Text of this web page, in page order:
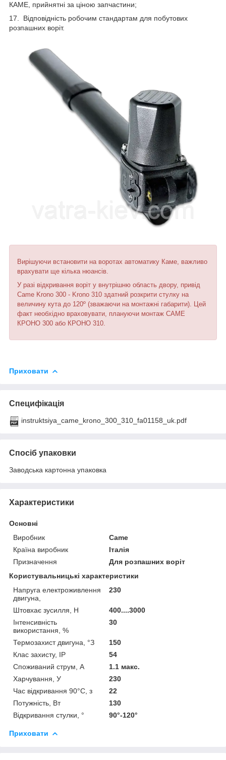
КАМЕ, прийнятні за ціною запчастини;
17. Відповідність робочим стандартам для побутових
розпашних воріт.
Вирішуючи встановити на воротах автоматику Каме, важливо
врахувати ще кілька нюансів.
У разі відкривання воріт у внутрішню область двору, привід
Came Krono 300 - Krono 310 здатний розкрити стулку на
величину кута до 120º (зважаючи на монтажні габарити). Цей
факт необхідно враховувати, плануючи монтаж CAME
КРОНО 300 або КРОНО 310.
Приховати
Специфікація
instruktsiya_came_krono_300_310_fa01158_uk.pdf
Спосіб упаковки
Заводська картонна упаковка
Характеристики
Основні
Виробник
Came
Країна виробник
Італія
Призначення
Для розпашних воріт
Користувальницькі характеристики
Напруга електроживлення
двигуна,
230
Штовхає зусилля, Н
400....3000
Інтенсивність
використання, %
30
Термозахист двигуна, °З
150
Клас захисту, IP
54
Споживаний струм, А
1.1 макс.
Харчування, У
230
Час відкривання 90°С, з
22
Потужність, Вт
130
Відкривання стулки, °
90°-120°
Приховати